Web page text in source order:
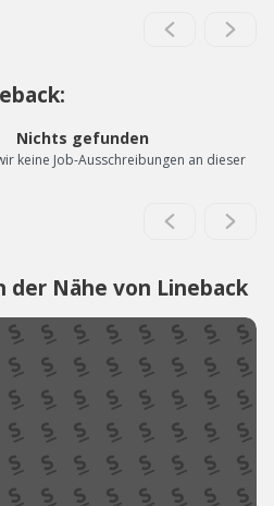
Nichts gefunden
keine Job-Ausschreibungen an dieser
Nähe von Lineback